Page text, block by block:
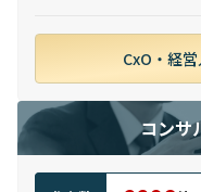
CxO・経
コンサ